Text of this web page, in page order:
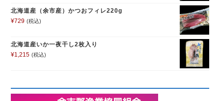
北海道産（余市産）かつおフィレ220g
¥729 (税込)
北海道産いか一夜干し2枚入り
¥1,215 (税込)